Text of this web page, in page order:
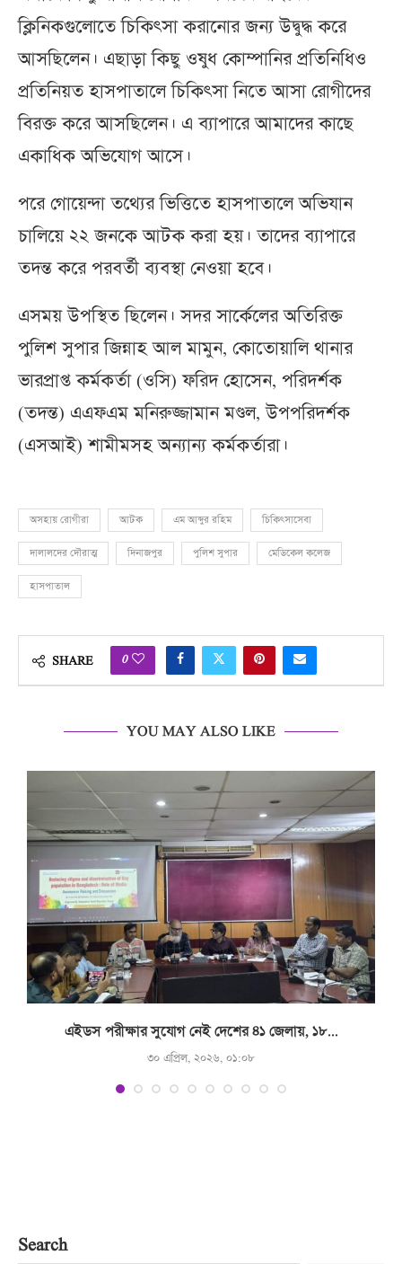
ক্লিনিকগুলোতে চিকিৎসা করানোর জন্য উদ্বুদ্ধ করে
আসছিলেন। এছাড়া কিছু ওষুধ কোম্পানির প্রতিনিধিও
প্রতিনিয়ত হাসপাতালে চিকিৎসা নিতে আসা রোগীদের
বিরক্ত করে আসছিলেন। এ ব্যাপারে আমাদের কাছে
একাধিক অভিযোগ আসে।
পরে গোয়েন্দা তথ্যের ভিত্তিতে হাসপাতালে অভিযান
চালিয়ে ২২ জনকে আটক করা হয়। তাদের ব্যাপারে
তদন্ত করে পরবর্তী ব্যবস্থা নেওয়া হবে।
এসময় উপস্থিত ছিলেন। সদর সার্কেলের অতিরিক্ত
পুলিশ সুপার জিন্নাহ আল মামুন, কোতোয়ালি থানার
ভারপ্রাপ্ত কর্মকর্তা (ওসি) ফরিদ হোসেন, পরিদর্শক
(তদন্ত) এএফএম মনিরুজ্জামান মণ্ডল, উপপরিদর্শক
(এসআই) শামীমসহ অন্যান্য কর্মকর্তারা।
অসহায় রোগীরা আটক এম আব্দুর রহিম চিকিৎসাসেবা
দালালদের দৌরাত্ম দিনাজপুর পুলিশ সুপার মেডিকেল কলেজ
হাসপাতাল
SHARE 0
YOU MAY ALSO LIKE
এইডস পরীক্ষার সুযোগ নেই দেশের ৪১ জেলায়, ১৮...
৩০ এপ্রিল, ২০২৬, ০১:০৮
Search